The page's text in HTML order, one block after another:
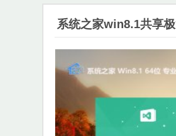
系统之家win8.1共享